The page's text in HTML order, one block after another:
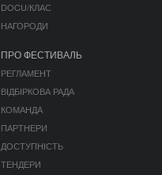
DOCU/КЛАС
НАГОРОДИ
ПРО ФЕСТИВАЛЬ
РЕГЛАМЕНТ
ВІДБІРКОВА РАДА
КОМАНДА
ПАРТНЕРИ
ДОСТУПНІСТЬ
ТЕНДЕРИ